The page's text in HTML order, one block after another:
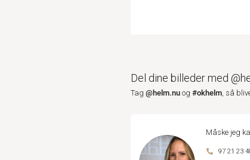
Del dine billeder med
Tag @helm.nu og #okhelm, så
Måske jeg
97 21 23